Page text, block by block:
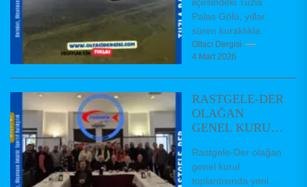
Palas Gölü, yıllar
süren kuraklıkla
küçülerek geçen yıl
20 kilometrekareye
Oltacı Dergisi
4 Mart 2026
RASTGELE-DER
OLAĞAN
GENEL KURUL
GERÇEKLEŞTİ
Rastgele-Der olağan
genel kurul
toplantısında yeni